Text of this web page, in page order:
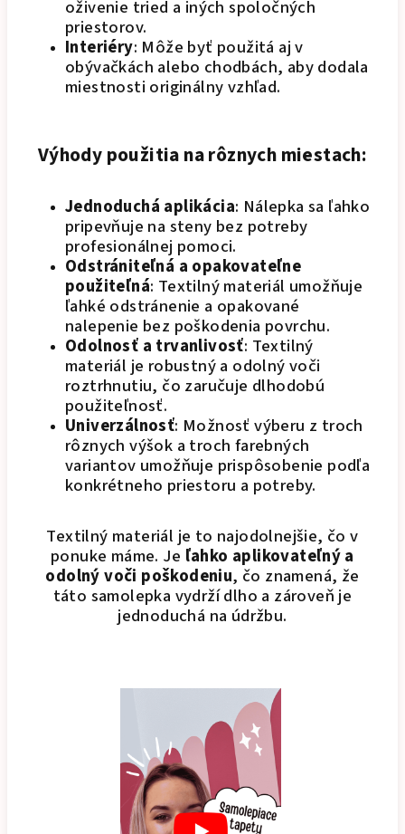
oživenie tried a iných spoločných
priestorov.
Interiéry: Môže byť použitá aj v
obývačkách alebo chodbách, aby dodala
miestnosti originálny vzhľad.
Výhody použitia na rôznych miestach:
Jednoduchá aplikácia: Nálepka sa ľahko
pripevňuje na steny bez potreby
profesionálnej pomoci.
Odstrániteľná a opakovateľne
použiteľná: Textilný materiál umožňuje
ľahké odstránenie a opakované
nalepenie bez poškodenia povrchu.
Odolnosť a trvanlivosť: Textilný
materiál je robustný a odolný voči
roztrhnutiu, čo zaručuje dlhodobú
použiteľnosť.
Univerzálnosť: Možnosť výberu z troch
rôznych výšok a troch farebných
variantov umožňuje prispôsobenie podľa
konkrétneho priestoru a potreby.
Textilný materiál je to najodolnejšie, čo v
ponuke máme. Je ľahko aplikovateľný a
odolný voči poškodeniu, čo znamená, že
táto samolepka vydrží dlho a zároveň je
jednoduchá na údržbu.